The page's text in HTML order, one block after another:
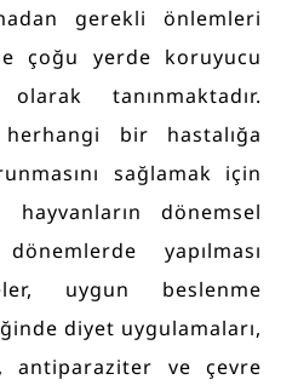
gerekli önlemleri
çoğu yerde koruyucu
tanınmaktadır.
herhangi bir hastalığa
sağlamak için
hayvanların dönemsel
yapılması
uygun beslenme
diyet uygulamaları,
antiparaziter ve çevre